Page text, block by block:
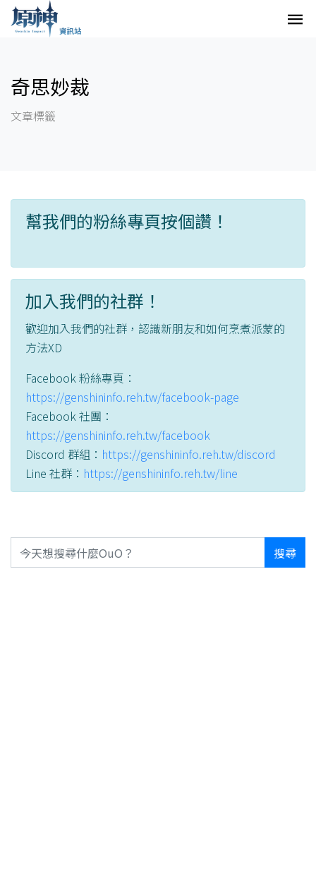
奇思妙裁
文章標籤
幫我們的粉絲專頁按個讚！
加入我們的社群！
歡迎加入我們的社群，認識新朋友和如何烹煮派蒙的
方法XD
Facebook 粉絲專頁：
https://genshininfo.reh.tw/facebook-page
Facebook 社團：
https://genshininfo.reh.tw/facebook
Discord 群組： https://genshininfo.reh.tw/discord
Line 社群： https://genshininfo.reh.tw/line
搜尋